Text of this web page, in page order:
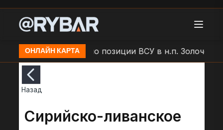
ОНЛАЙН КАРТА
БЛА "Молния" по позиции ВСУ в н.п. Золочев
Назад
Сирийско-ливанское